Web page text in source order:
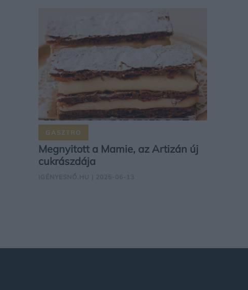
GASZTRO
Megnyitott a Mamie, az Artizán új
cukrászdája